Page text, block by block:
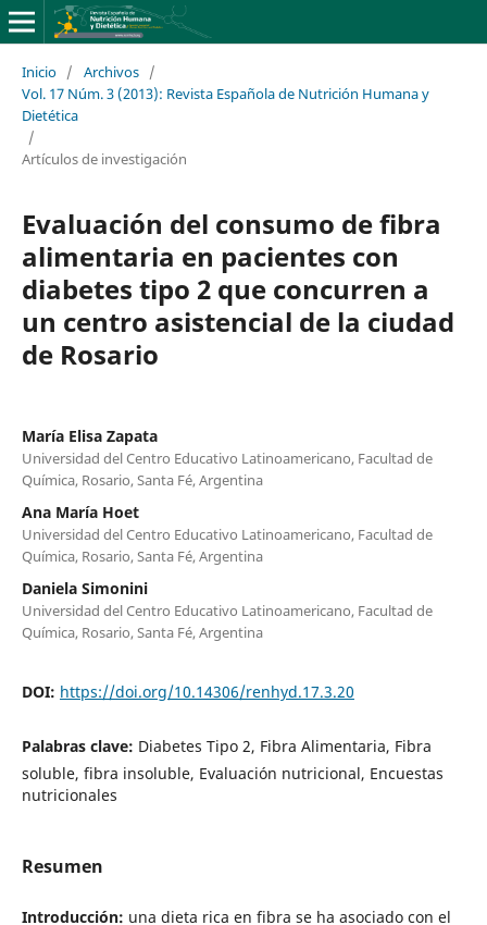
Inicio / Archivos /
Vol. 17 Núm. 3 (2013): Revista Española de Nutrición Humana y
Dietética
/
Artículos de investigación
Evaluación del consumo de fibra
alimentaria en pacientes con
diabetes tipo 2 que concurren a
un centro asistencial de la ciudad
de Rosario
María Elisa Zapata
Universidad del Centro Educativo Latinoamericano, Facultad de
Química, Rosario, Santa Fé, Argentina
Ana María Hoet
Universidad del Centro Educativo Latinoamericano, Facultad de
Química, Rosario, Santa Fé, Argentina
Daniela Simonini
Universidad del Centro Educativo Latinoamericano, Facultad de
Química, Rosario, Santa Fé, Argentina
DOI: https://doi.org/10.14306/renhyd.17.3.20
Palabras clave: Diabetes Tipo 2, Fibra Alimentaria, Fibra
soluble, fibra insoluble, Evaluación nutricional, Encuestas
nutricionales
Resumen
Introducción: una dieta rica en fibra se ha asociado con el